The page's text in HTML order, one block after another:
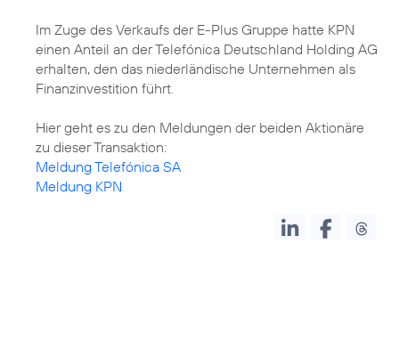
Im Zuge des Verkaufs der E-Plus Gruppe hatte KPN
einen Anteil an der Telefónica Deutschland Holding AG
erhalten, den das niederländische Unternehmen als
Finanzinvestition führt.
Hier geht es zu den Meldungen der beiden Aktionäre
Meldung Telefónica SA
Meldung KPN